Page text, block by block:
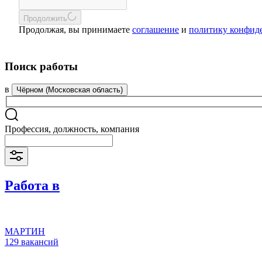
Продолжить
Продолжая, вы принимаете соглашение и политику
Поиск работы
в Чёрном (Московская область)
Профессия, должность, компания
Работа в
МАРТИН
129 вакансий